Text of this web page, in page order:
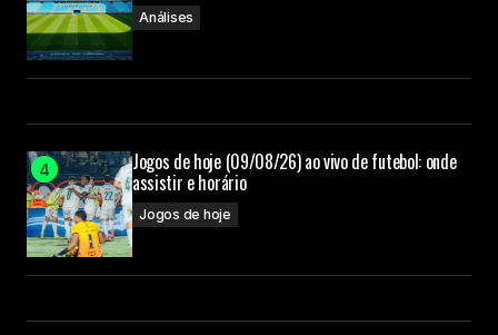
Análises
Jogos de hoje (09/08/26) ao vivo de futebol: onde
assistir e horário
Jogos de hoje